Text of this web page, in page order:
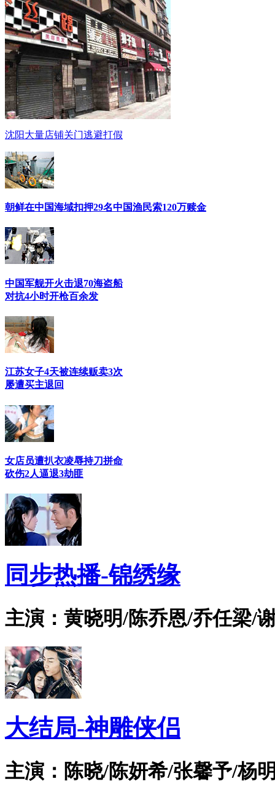
沈阳大量店铺关门逃避打假
朝鲜在中国海域扣押29名中国渔民索120万赎金
中国军舰开火击退70海盗船
对抗4小时开枪百余发
江苏女子4天被连续贩卖3次
屡遭买主退回
女店员遭扒衣凌辱持刀拼命
砍伤2人逼退3劫匪
同步热播-锦绣缘
主演：黄晓明/陈乔恩/乔任梁/
大结局-神雕侠侣
主演：陈晓/陈妍希/张馨予/杨